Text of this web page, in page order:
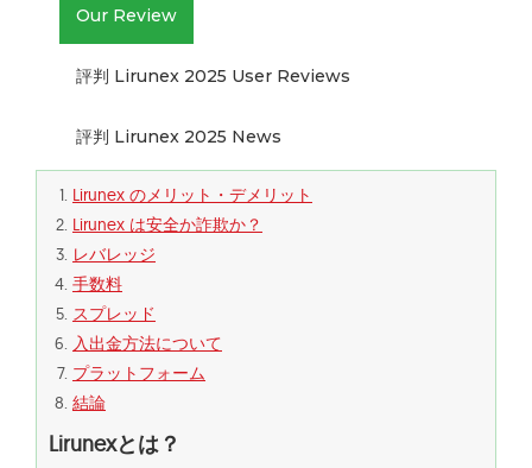
Our Review
評判 Lirunex 2025 User Reviews
評判 Lirunex 2025 News
Lirunex のメリット・デメリット
Lirunex は安全か詐欺か？
レバレッジ
手数料
スプレッド
入出金方法について
プラットフォーム
結論
Lirunexとは？